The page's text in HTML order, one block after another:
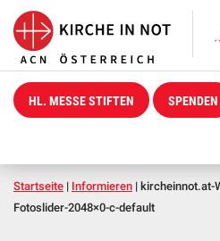
HL. MESSE STIFTEN SPENDEN
Startseite | Informieren | kircheinnot.at-
Fotoslider-2048×0-c-default